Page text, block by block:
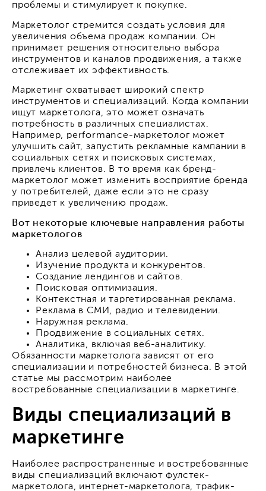
проблемы и стимулирует к покупке.
Маркетолог стремится создать условия для
увеличения объема продаж компании. Он
принимает решения относительно выбора
инструментов и каналов продвижения, а также
отслеживает их эффективность.
Маркетинг охватывает широкий спектр
инструментов и специализаций. Когда компании
ищут маркетолога, это может означать
потребность в различных специалистах.
Например, performance-маркетолог может
улучшить сайт, запустить рекламные кампании в
социальных сетях и поисковых системах,
привлечь клиентов. В то время как бренд-
маркетолог может изменить восприятие бренда
у потребителей, даже если это не сразу
приведет к увеличению продаж.
Вот некоторые ключевые направления работы
маркетологов
Анализ целевой аудитории.
Изучение продукта и конкурентов.
Создание лендингов и сайтов.
Поисковая оптимизация.
Контекстная и таргетированная реклама.
Реклама в СМИ, радио и телевидении.
Наружная реклама.
Продвижение в социальных сетях.
Аналитика, включая веб-аналитику.
Обязанности маркетолога зависят от его
специализации и потребностей бизнеса. В этой
статье мы рассмотрим наиболее
востребованные специализации в маркетинге.
Виды cпециализаций в
маркетинге
Наиболее распространенные и востребованные
виды специализаций включают фулстек-
маркетолога, интернет-маркетолога, трафик-